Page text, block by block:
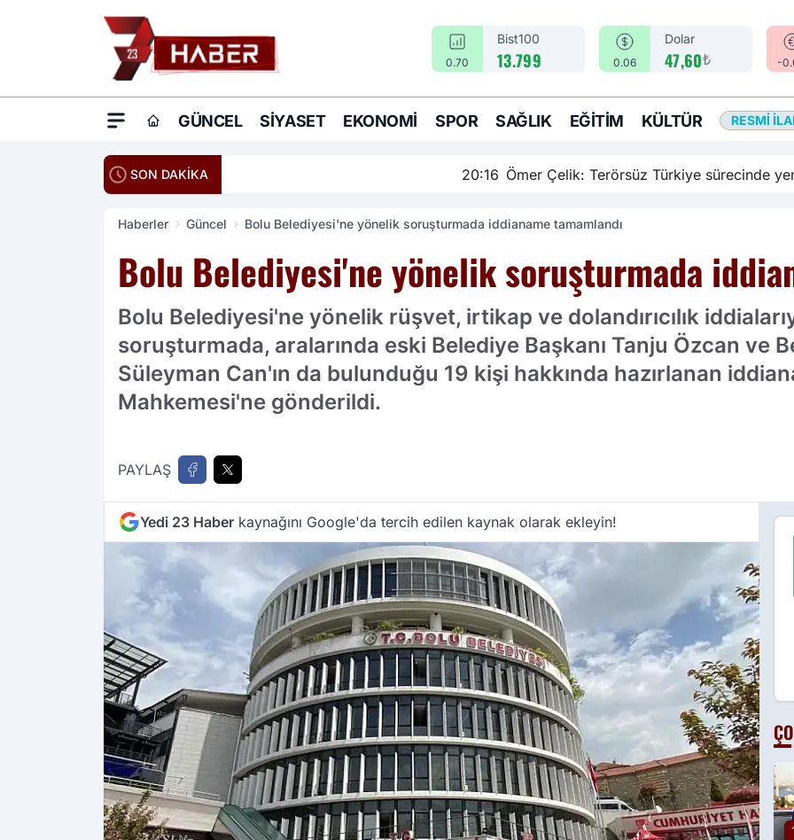
0.70
Bist100
13.799 0.06
Dolar
47,60₺ -
GÜNCEL SIYASET EKONOMI SPOR SAĞLIK EĞITIM KÜLTÜR RESMI
SON DAKİKA Ömer Çelik: Terörsüz Türkiye sürecinde yeni bir aşamadayız
Haberler Güncel Bolu Belediyesi'ne yönelik soruşturmada iddianame tamamlandı
Bolu Belediyesi'ne yönelik soruşturmada
Bolu Belediyesi'ne yönelik rüşvet, irtikap ve dolandırıcılık
soruşturmada, aralarında eski Belediye Başkanı Tanju Özcan ve
Süleyman Can'ın da bulunduğu 19 kişi hakkında hazırlanan
Mahkemesi'ne gönderildi.
PAYLAŞ
Yedi 23 Haber kaynağını Google'da tercih edilen kaynak olarak ekleyin!